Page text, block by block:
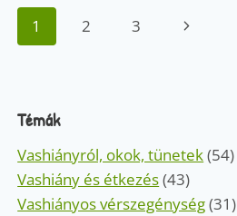
AGY
Page
navigation
1 2 3
Next
Témák
Vashiányról, okok, tünetek(54)
Vashiány és étkezés(43)
Vashiányos vérszegénység(31)